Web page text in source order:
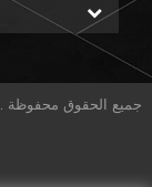
© Relle Decoration Material Guangzhou Co.,Ltd. جميع الحقوق محفوظة